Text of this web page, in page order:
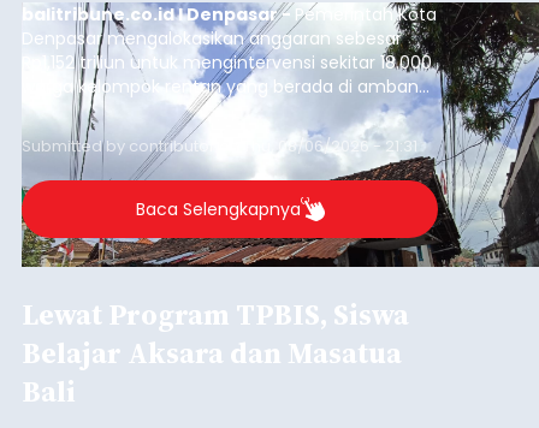
balitribune.co.id I Denpasar - Pemerintah Kota
Denpasar mengalokasikan anggaran sebesar
Rp1,152 triliun untuk mengintervensi sekitar 18.000
warga kelompok rentan yang berada di ambang
garis kemiskinan. Langkah strategis ini diambil
guna menjaga masyarakat yang berada pada
kelompok desil 5 dan 6 tersebut agar tidak
merosot ke kategori miskin.
Submitted by contributor Thu, 08/06/2026 - 21:31
Baca Selengkapnya
Lewat Program TPBIS, Siswa
Belajar Aksara dan Masatua
Bali